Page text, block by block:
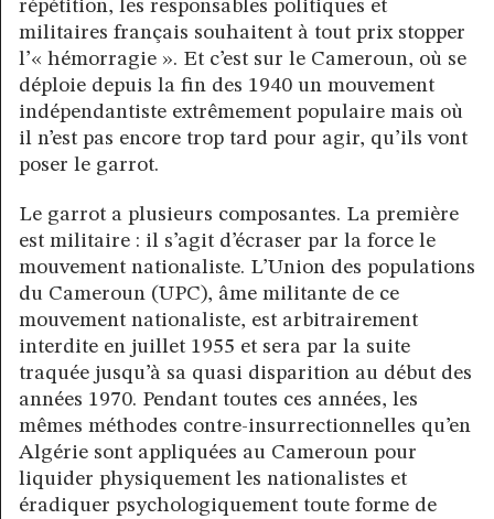
répétition, les responsables politiques et
militaires français souhaitent à tout prix stopper
l’« hémorragie ». Et c’est sur le Cameroun, où se
déploie depuis la fin des 1940 un mouvement
indépendantiste extrêmement populaire mais où
il n’est pas encore trop tard pour agir, qu’ils vont
poser le garrot.
Le garrot a plusieurs composantes. La première
est militaire : il s’agit d’écraser par la force le
mouvement nationaliste. L’Union des populations
du Cameroun (UPC), âme militante de ce
mouvement nationaliste, est arbitrairement
interdite en juillet 1955 et sera par la suite
traquée jusqu’à sa quasi disparition au début des
années 1970. Pendant toutes ces années, les
mêmes méthodes contre-insurrectionnelles qu’en
Algérie sont appliquées au Cameroun pour
liquider physiquement les nationalistes et
éradiquer psychologiquement toute forme de